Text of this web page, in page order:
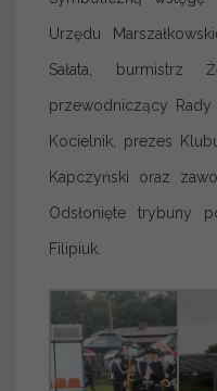
Urzędu
Sałata, burmistrz
przewodniczący
Kocielnik, prezes
Kapczyński oraz
Odsłonięte trybuny
Filipiuk.